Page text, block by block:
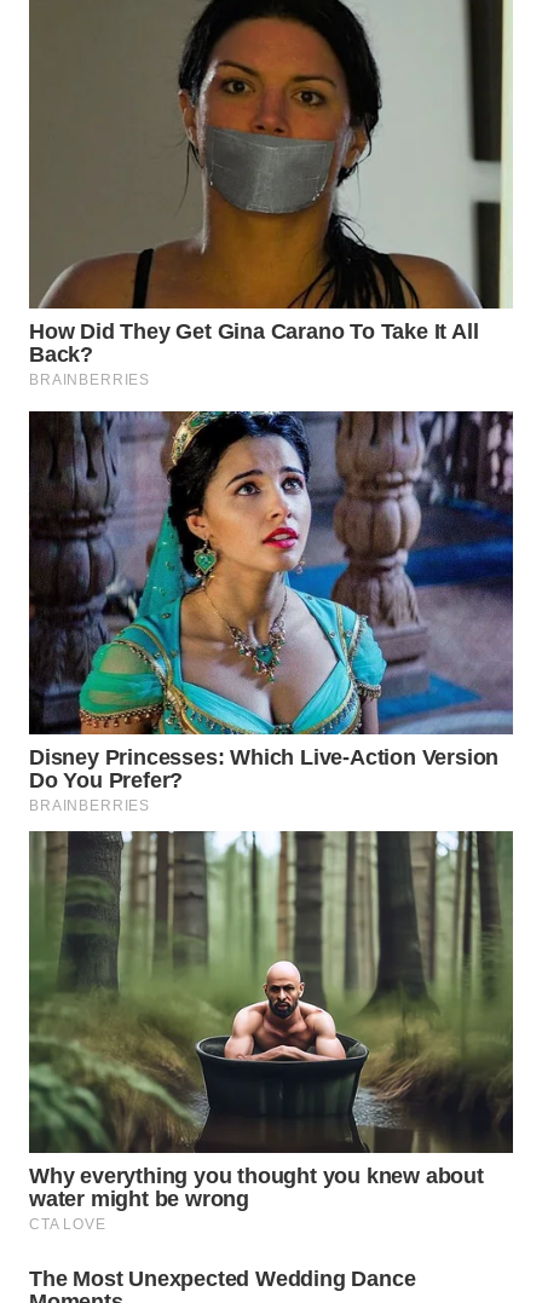
WN
SUKABUMI
PURWAKARTA
WN
PRIANGAN
TIMUR
WN
SEMARANG
WN
SOLO
WN
BOROBUDUR
WN
MADURA
WN
SURABAYA
WN
NATUNA
WN
BINTAN
WN